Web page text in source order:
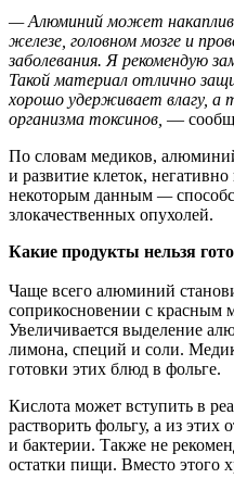
— Алюминий может
железе, головном мозге и
заболевания. Я рекомендую
Такой материал отлично
хорошо удерживает влагу,
организма токсинов, —
По словам медиков,
и развитие клеток,
некоторым данным —
злокачественных опухолей.
Какие продукты нельзя
Чаще всего алюминий
соприкосновении с красным
Увеличивается выделение
лимона, специй и соли.
готовки этих блюд в фольге.
Кислота может вступить в
растворить фольгу, а из этих
и бактерии. Также не
остатки пищи. Вместо этого